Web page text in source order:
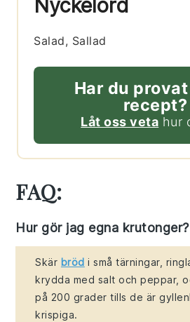
Nyckelord
Salad, Sallad
Har du
recept?
Låt oss veta hur
FAQ:
Hur gör jag egna krutonger?
Skär bröd i små tärningar,
krydda med salt och peppar,
på 200 grader tills de är
krispiga.